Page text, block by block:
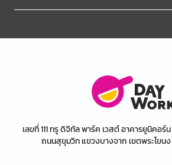
เลขที่ 111 ทรู ดิจิทัล พาร์ค เวสต์ อาคารยูนิคอร์
ถนนสุขุมวิท แขวงบางจาก เขตพระโขน